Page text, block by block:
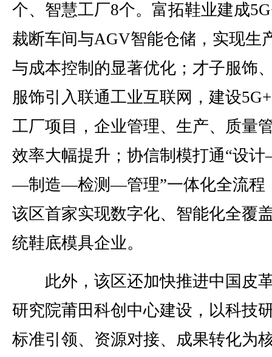
个、智慧工厂8个。富拓鞋业建成
裁断车间与AGV智能仓储，实现生
与成本控制的显著优化；才子服饰
服饰引入联通工业互联网，建设
工厂项目，企业管理、生产、质量
效率大幅提升；协信制模打通“设
—制造—检测—管理”一体化全流程
该区首家实现数字化、智能化全覆
统鞋底模具企业。
此外，该区还加快推进中国皮
研究院莆田科创中心建设，以科技
标准引领、资源对接、成果转化为